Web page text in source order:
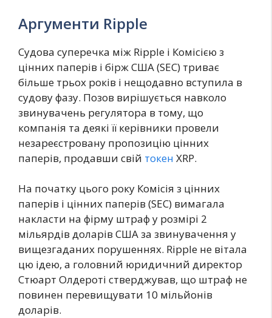
Аргументи Ripple
Судова суперечка між Ripple і Комісією з
цінних паперів і бірж США (SEC) триває
більше трьох років і нещодавно вступила в
судову фазу. Позов вирішується навколо
звинувачень регулятора в тому, що
компанія та деякі її керівники провели
незареєстровану пропозицію цінних
паперів, продавши свій токен XRP.
На початку цього року Комісія з цінних
паперів і цінних паперів (SEC) вимагала
накласти на фірму штраф у розмірі 2
мільярдів доларів США за звинувачення у
вищезгаданих порушеннях. Ripple не вітала
цю ідею, а головний юридичний директор
Стюарт Олдероті стверджував, що штраф не
повинен перевищувати 10 мільйонів
доларів.